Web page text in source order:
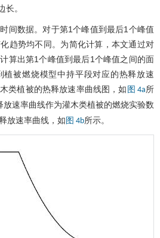
长。
间数据。对于第1个峰值到最后1个峰值
趋势均不同。为简化计算，本文通过对
算出第1个峰值到最后1个峰值之间的面
植被燃烧模型中持平段对应的热释放速
类植被的热释放速率曲线图，如 图 4a所
放速率曲线作为灌木类植被的燃烧实验数
放速率曲线，如 图 4b所示。